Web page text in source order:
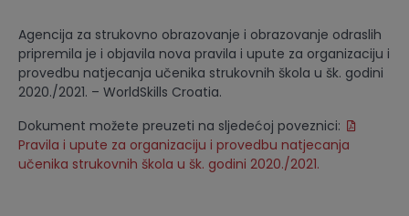
Agencija za strukovno obrazovanje i obrazovanje odraslih
pripremila je i objavila nova pravila i upute za organizaciju i
provedbu natjecanja učenika strukovnih škola u šk. godini
2020./2021. – WorldSkills Croatia.
Dokument možete preuzeti na sljedećoj poveznici:
Pravila i upute za organizaciju i provedbu natjecanja
učenika strukovnih škola u šk. godini 2020./2021.